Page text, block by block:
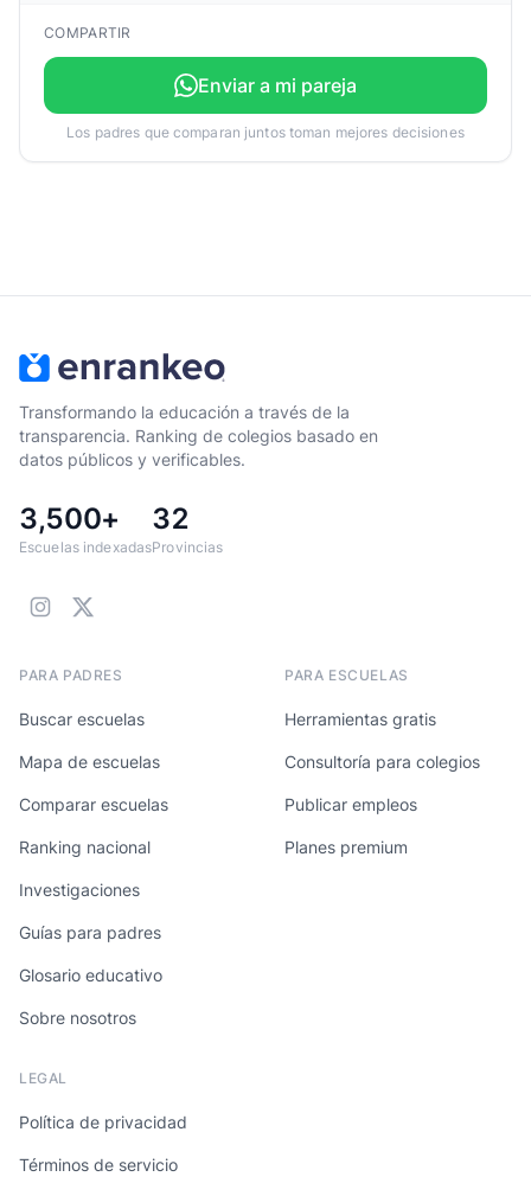
COMPARTIR
Enviar a mi pareja
Los padres que comparan juntos toman mejores decisiones
Transformando la educación a través de la
transparencia. Ranking de colegios basado en
datos públicos y verificables.
3,500+
Escuelas indexadas
32
Provincias
PARA PADRES
Buscar escuelas
Mapa de escuelas
Comparar escuelas
Ranking nacional
Investigaciones
Guías para padres
Glosario educativo
Sobre nosotros
PARA ESCUELAS
Herramientas gratis
Consultoría para colegios
Publicar empleos
Planes premium
LEGAL
Política de privacidad
Términos de servicio